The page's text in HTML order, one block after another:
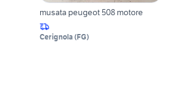
musata peugeot 508 motore
Cerignola (FG)